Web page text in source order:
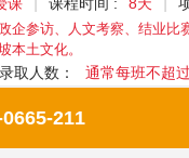
企参访、人文考察、结业比
本土文化。
录取人数： 通常每班不超
211